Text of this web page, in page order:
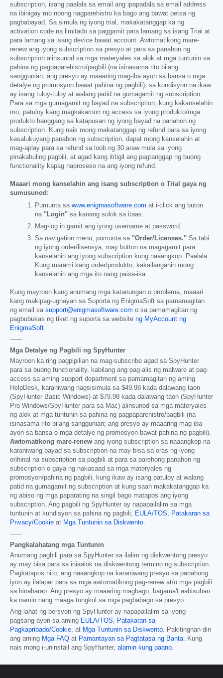
subscription, isang paalala sa email ang ipapadala sa email address
na ibinigay mo noong nagparehistro ka bago ang bawat petsa ng
pagbabayad. Sa simula ng iyong trial, makakatanggap ka ng
activation code na limitado sa paggamit para lamang sa isang Trial at
para lamang sa isang device bawat account. Awtomatikong mare-
renew ang iyong subscription sa presyo at para sa panahon ng
subscription alinsunod sa mga materyales sa alok at mga tuntunin sa
pahina ng pagpaparehistro/pagbili (na isinasama rito bilang
sanggunian; ang presyo ay maaaring mag-iba ayon sa bansa o mga
detalye ng promosyon bawat pahina ng pagbili), sa kondisyon na ikaw
ay isang tuloy-tuloy at walang patid na gumagamit ng subscription.
Para sa mga gumagamit ng bayad na subscription, kung kakanselahin
mo, patuloy kang magkakaroon ng access sa iyong produkto/mga
produkto hanggang sa katapusan ng iyong bayad na panahon ng
subscription. Kung nais mong makatanggap ng refund para sa iyong
kasalukuyang panahon ng subscription, dapat mong kanselahin at
mag-aplay para sa refund sa loob ng 30 araw mula sa iyong
pinakahuling pagbili, at agad kang ititigil ang pagtanggap ng buong
functionality kapag naproseso na ang iyong refund.
Maaari mong kanselahin ang isang subscription o Trial gaya ng
sumusunod:
Pumunta sa www.enigmasoftware.com at i-click ang buton
na "Login" sa kanang sulok sa itaas.
Mag-log in gamit ang iyong username at password.
Sa navigation menu, pumunta sa "Order/Licenses." Sa tabi
ng iyong order/lisensya, may button na magagamit para
kanselahin ang iyong subscription kung naaangkop. Paalala:
Kung marami kang order/produkto, kakailanganin mong
kanselahin ang mga ito nang paisa-isa.
Kung mayroon kang anumang mga katanungan o problema, maaari
kang makipag-ugnayan sa Suporta ng EnigmaSoft sa pamamagitan
ng email sa support@enigmasoftware.com o sa pamamagitan ng
pagbubukas ng tiket ng suporta sa website ng MyAccount ng
EnigmaSoft.
------
Mga Detalye ng Pagbili ng SpyHunter
Mayroon ka ring pagpipilian na mag-subscribe agad sa SpyHunter
para sa buong functionality, kabilang ang pag-alis ng malware at pag-
access sa aming support department sa pamamagitan ng aming
HelpDesk, karaniwang nagsisimula sa $49.98 kada dalawang taon
(SpyHunter Basic Windows) at $79.98 kada dalawang taon (SpyHunter
Pro Windows/SpyHunter para sa Mac) alinsunod sa mga materyales
ng alok at mga tuntunin sa pahina ng pagpaparehistro/pagbili (na
isinasama rito bilang sanggunian; ang presyo ay maaaring mag-iba
ayon sa bansa o mga detalye ng promosyon bawat pahina ng pagbili).
Awtomatikong mare-renew ang iyong subscription sa naaangkop na
karaniwang bayad sa subscription na may bisa sa oras ng iyong
orihinal na subscription sa pagbili at para sa parehong panahon ng
subscription o gaya ng nakasaad sa mga materyales ng
promosyon/pahina ng pagbili, kung ikaw ay isang patuloy at walang
patid na gumagamit ng subscription at kung saan makakatanggap ka
ng abiso ng mga paparating na singil bago matapos ang iyong
subscription. Ang pagbili ng SpyHunter ay napapailalim sa mga
tuntunin at kundisyon sa pahina ng pagbili, EULA/TOS, Patakaran sa
Privacy/Cookie at Mga Tuntunin sa Diskwento.
------
Pangkalahatang mga Tuntunin
Anumang pagbili para sa SpyHunter sa ilalim ng diskwentong presyo
ay may bisa para sa iniaalok na diskwentong termino ng subscription.
Pagkatapos nito, ang naaangkop na karaniwang presyo sa panahong
iyon ay ilalapat para sa mga awtomatikong pag-renew at/o mga pagbili
sa hinaharap. Ang presyo ay maaaring magbago, bagama't aabisuhan
ka namin nang maaga tungkol sa mga pagbabago sa presyo.
Ang lahat ng bersyon ng SpyHunter ay napapailalim sa iyong
pagsang-ayon sa aming EULA/TOS, Patakaran sa
Pagkapribado/Cookie, at Mga Tuntunin sa Diskwento. Pakitingnan din
ang aming Mga FAQ at Pamantayan sa Pagtatasa ng Banta. Kung
nais mong i-uninstall ang SpyHunter, alamin kung paano.